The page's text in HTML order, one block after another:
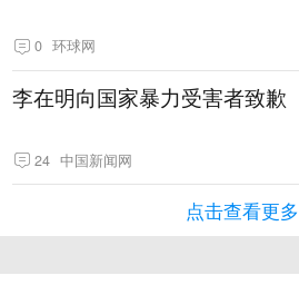
0 环球网
李在明向国家暴力受害者致歉
24 中国新闻网
点击查看更多